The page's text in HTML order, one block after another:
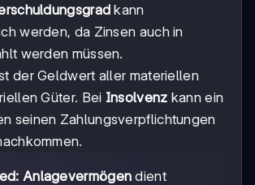
kann
werden, da Zinsen auch in
werden müssen.
der Geldwert aller materiellen
Güter. Bei Insolvenz kann ein
seinen Zahlungsverpflichtungen
Anlagevermögen dient